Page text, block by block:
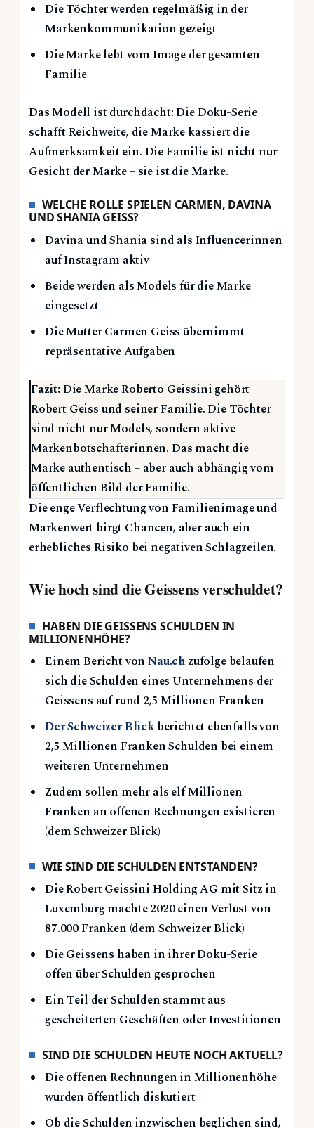
Die Töchter werden regelmäßig in der
Markenkommunikation gezeigt
Die Marke lebt vom Image der gesamten
Familie
Das Modell ist durchdacht: Die Doku-Serie
schafft Reichweite, die Marke kassiert die
Aufmerksamkeit ein. Die Familie ist nicht nur
Gesicht der Marke – sie ist die Marke.
WELCHE ROLLE SPIELEN CARMEN, DAVINA
UND SHANIA GEISS?
Davina und Shania sind als Influencerinnen
auf Instagram aktiv
Beide werden als Models für die Marke
eingesetzt
Die Mutter Carmen Geiss übernimmt
repräsentative Aufgaben
Fazit:Die Marke Roberto Geissini gehört
Robert Geiss und seiner Familie. Die Töchter
sind nicht nur Models, sondern aktive
Markenbotschafterinnen. Das macht die
Marke authentisch – aber auch abhängig vom
öffentlichen Bild der Familie.
Die enge Verflechtung von Familienimage und
Markenwert birgt Chancen, aber auch ein
erhebliches Risiko bei negativen Schlagzeilen.
Wie hoch sind die Geissens verschuldet?
HABEN DIE GEISSENS SCHULDEN IN
MILLIONENHÖHE?
Einem Bericht vonNau.ch zufolge belaufen
sich die Schulden eines Unternehmens der
Geissens auf rund 2,5 Millionen Franken
Der Schweizer Blickberichtet ebenfalls von
2,5 Millionen Franken Schulden bei einem
weiteren Unternehmen
Zudem sollen mehr als elf Millionen
Franken an offenen Rechnungen existieren
(dem Schweizer Blick)
WIE SIND DIE SCHULDEN ENTSTANDEN?
Die Robert Geissini Holding AG mit Sitz in
Luxemburg machte 2020 einen Verlust von
87.000 Franken (dem Schweizer Blick)
Die Geissens haben in ihrer Doku-Serie
offen über Schulden gesprochen
Ein Teil der Schulden stammt aus
gescheiterten Geschäften oder Investitionen
SIND DIE SCHULDEN HEUTE NOCH AKTUELL?
Die offenen Rechnungen in Millionenhöhe
wurden öffentlich diskutiert
Ob die Schulden inzwischen beglichen sind,